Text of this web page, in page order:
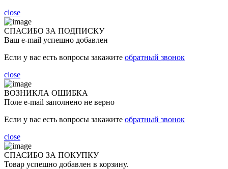
close
СПАСИБО ЗА ПОДПИСКУ
Ваш e-mail успешно добавлен
Если у вас есть вопросы закажите обратный звонок
close
ВОЗНИКЛА ОШИБКА
Поле e-mail заполнено не верно
Если у вас есть вопросы закажите обратный звонок
close
СПАСИБО ЗА ПОКУПКУ
Товар успешно добавлен в корзину.